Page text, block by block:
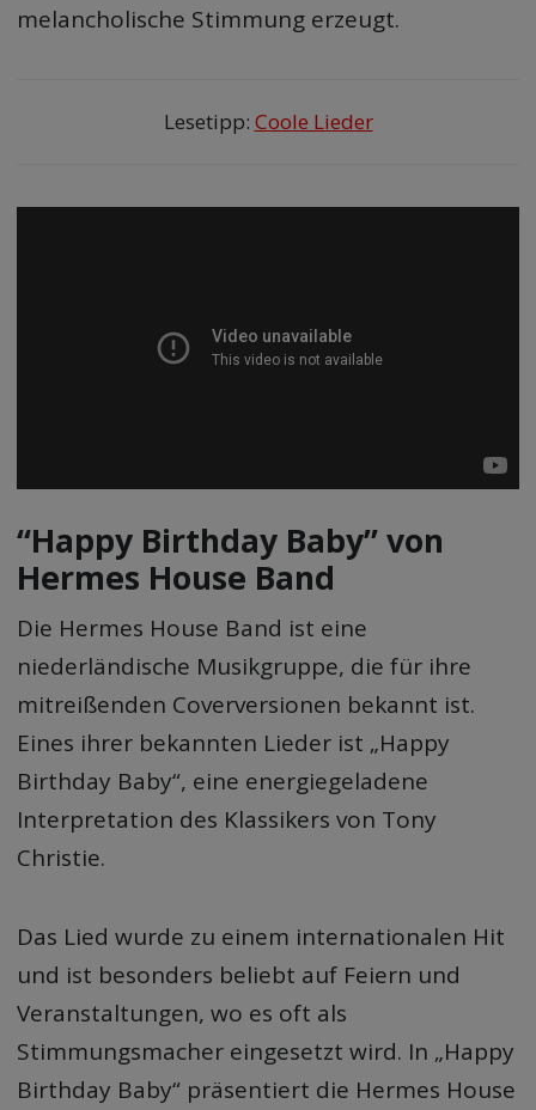
melancholische Stimmung erzeugt.
Lesetipp: Coole Lieder
“Happy Birthday Baby” von
Hermes House Band
Die Hermes House Band ist eine
niederländische Musikgruppe, die für ihre
mitreißenden Coverversionen bekannt ist.
Eines ihrer bekannten Lieder ist „Happy
Birthday Baby“, eine energiegeladene
Interpretation des Klassikers von Tony
Christie.
Das Lied wurde zu einem internationalen Hit
und ist besonders beliebt auf Feiern und
Veranstaltungen, wo es oft als
Stimmungsmacher eingesetzt wird. In „Happy
Birthday Baby“ präsentiert die Hermes House